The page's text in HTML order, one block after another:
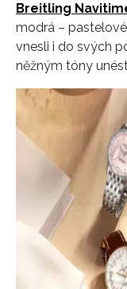
Breitling
modrá –
vnesli i do svých
něžným tóny